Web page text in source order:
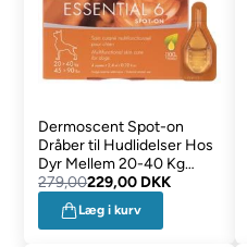
Dermoscent Spot-on
Dråber til Hudlidelser Hos
Dyr Mellem 20-40 Kg
Essential 6
279,00229,00 DKK
Læg i kurv